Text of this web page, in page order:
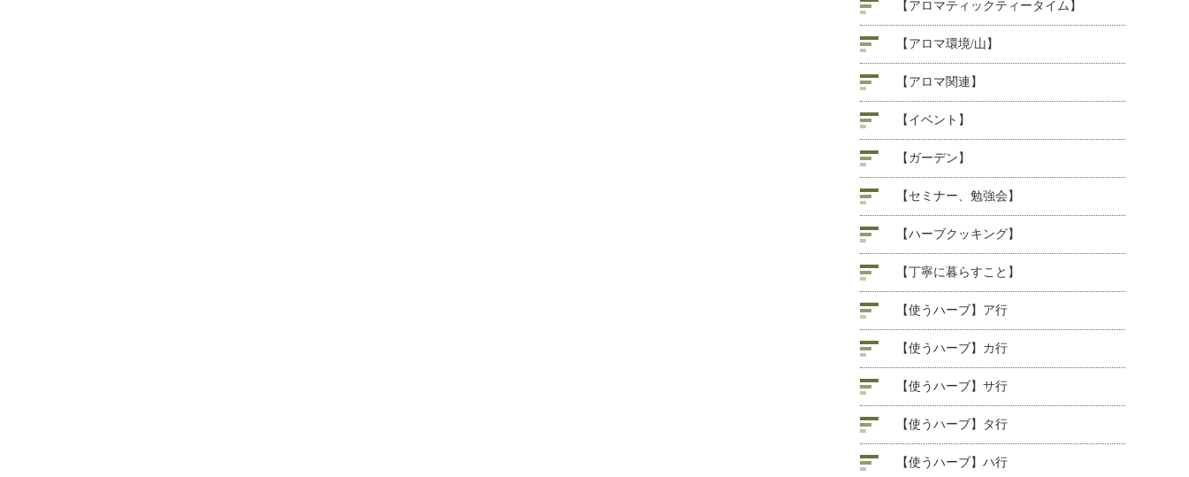
【アロマティックティータイム】
【アロマ環境/山】
【アロマ関連】
【イベント】
【ガーデン】
【セミナー、勉強会】
【ハーブクッキング】
【丁寧に暮らすこと】
【使うハーブ】ア行
【使うハーブ】カ行
【使うハーブ】サ行
【使うハーブ】タ行
【使うハーブ】ハ行